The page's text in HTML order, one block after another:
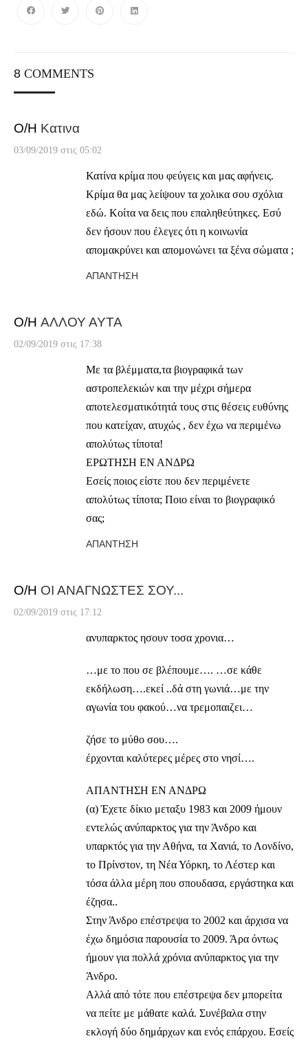
8 COMMENTS
Ο/Η Κατινα
03/09/2019 στις 05:02
Κατίνα κρίμα που φεύγεις και μας αφήνεις.
Κρίμα θα μας λείψουν τα χολικα σου σχόλια
εδώ. Κοίτα να δεις που επαληθεύτηκες. Εσύ
δεν ήσουν που έλεγες ότι η κοινωνία
απομακρύνει και απομονώνει τα ξένα σώματα ;
ΑΠΆΝΤΗΣΗ
Ο/Η ΑΛΛΟΥ ΑΥΤΑ
02/09/2019 στις 17:38
Με τα βλέμματα,τα βιογραφικά των
αστροπελεκιών και την μέχρι σήμερα
αποτελεσματικότητά τους στις θέσεις ευθύνης
που κατείχαν, ατυχώς , δεν έχω να περιμένω
απολύτως τίποτα!
ΕΡΩΤΗΣΗ ΕΝ ΑΝΔΡΩ
Εσείς ποιος είστε που δεν περιμένετε
απολύτως τίποτα; Ποιο είναι το βιογραφικό
σας;
ΑΠΆΝΤΗΣΗ
Ο/Η ΟΙ ΑΝΑΓΝΩΣΤΕΣ ΣΟΥ...
02/09/2019 στις 17:12
ανυπαρκτος ησουν τοσα χρονια…
…με το που σε βλέπουμε…. …σε κάθε
εκδήλωση….εκεί ..δά στη γωνιά…με την
αγωνία του φακού…να τρεμοπαιζει…
ζήσε το μύθο σου….
έρχονται καλύτερες μέρες στο νησί….
ΑΠΑΝΤΗΣΗ ΕΝ ΑΝΔΡΩ
(α) Έχετε δίκιο μεταξυ 1983 και 2009 ήμουν
εντελώς ανύπαρκτος για την Άνδρο και
υπαρκτός για την Αθήνα, τα Χανιά, το Λονδίνο,
το Πρίνστον, τη Νέα Υόρκη, το Λέστερ και
τόσα άλλα μέρη που σπουδασα, εργάστηκα και
έζησα..
Στην Άνδρο επέστρεψα το 2002 και άρχισα να
έχω δημόσια παρουσία το 2009. Άρα όντως
ήμουν για πολλά χρόνια ανύπαρκτος για την
Άνδρο.
Αλλά από τότε που επέστρεψα δεν μπορείτα
να πείτε με μάθατε καλά. Συνέβαλα στην
εκλογή δύο δημάρχων και ενός επάρχου. Εσείς